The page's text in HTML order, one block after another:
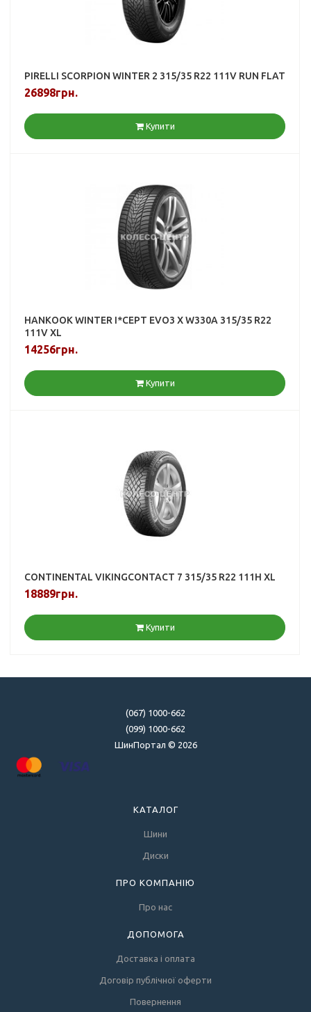
PIRELLI SCORPION WINTER 2 315/35 R22 111V RUN FLAT
26898грн.
Купити
HANKOOK WINTER I*CEPT EVO3 X W330A 315/35 R22
111V XL
14256грн.
Купити
CONTINENTAL VIKINGCONTACT 7 315/35 R22 111H XL
18889грн.
Купити
(067) 1000-662
(099) 1000-662
ШинПортал © 2026
КАТАЛОГ
Шини
Диски
ПРО КОМПАНІЮ
Про нас
ДОПОМОГА
Доставка і оплата
Договір публічної оферти
Повернення